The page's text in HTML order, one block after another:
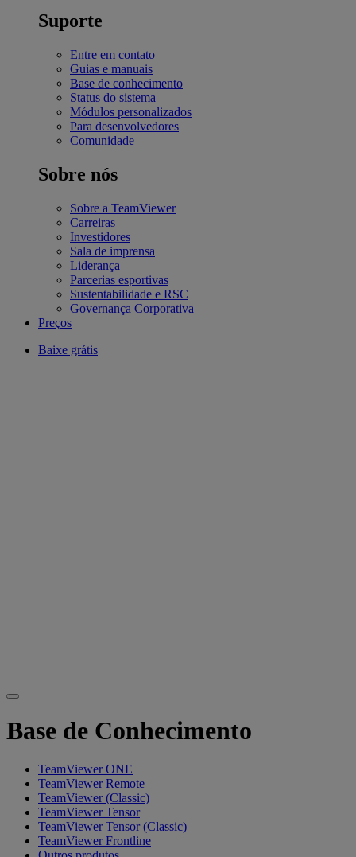
Suporte
Entre em contato
Guias e manuais
Base de conhecimento
Status do sistema
Módulos personalizados
Para desenvolvedores
Comunidade
Sobre nós
Sobre a TeamViewer
Carreiras
Investidores
Sala de imprensa
Liderança
Parcerias esportivas
Sustentabilidade e RSC
Governança Corporativa
Preços
Baixe grátis
Base de Conhecimento
TeamViewer ONE
TeamViewer Remote
TeamViewer (Classic)
TeamViewer Tensor
TeamViewer Tensor (Classic)
TeamViewer Frontline